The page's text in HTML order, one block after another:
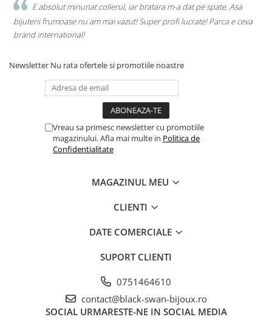
E absolut minunat colierul, iar bratara m-a dat pe spate. Asa
bijuterii frumoase nu am mai vazut! Super profi lucrate! Parca e ceva
brand international!
Newsletter Nu rata ofertele si promotiile noastre
Vreau sa primesc newsletter cu promotiile
magazinului. Afla mai multe in Politica de
Confidentialitate
MAGAZINUL MEU
CLIENTI
DATE COMERCIALE
SUPORT CLIENTI
0751464610
contact@black-swan-bijoux.ro
SOCIAL URMARESTE-NE IN SOCIAL MEDIA